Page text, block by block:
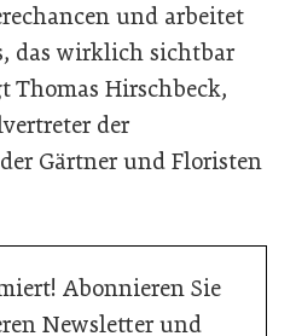
und arbeitet
das wirklich sichtbar
Thomas Hirschbeck,
der
Gärtner und Floristen
Abonnieren Sie
Newsletter und